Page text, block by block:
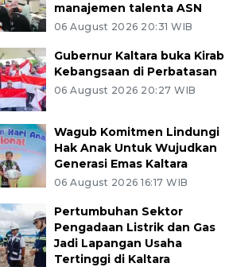
manajemen talenta ASN
06 August 2026 20:31 WIB
Gubernur Kaltara buka Kirab
Kebangsaan di Perbatasan
06 August 2026 20:27 WIB
Wagub Komitmen Lindungi
Hak Anak Untuk Wujudkan
Generasi Emas Kaltara
06 August 2026 16:17 WIB
Pertumbuhan Sektor
Pengadaan Listrik dan Gas
Jadi Lapangan Usaha
Tertinggi di Kaltara